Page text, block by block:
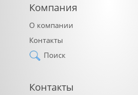
Компания
О компании
Контакты
Поиск
Контакты